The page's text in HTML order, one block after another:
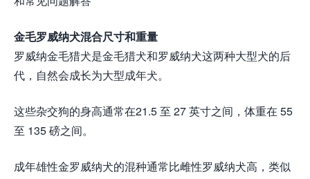
金毛罗威纳犬混合尺寸和重量
罗威纳金毛猎犬是金毛猎犬和罗威纳犬这两种大型犬的后
代，自然会成长为大型成年犬。
这些杂交狗的身高通常在21.5 至 27 英寸之间，体重在 55
至 135 磅之间。
成年雄性金罗威纳犬的混种通常比雌性罗威纳犬高，类似